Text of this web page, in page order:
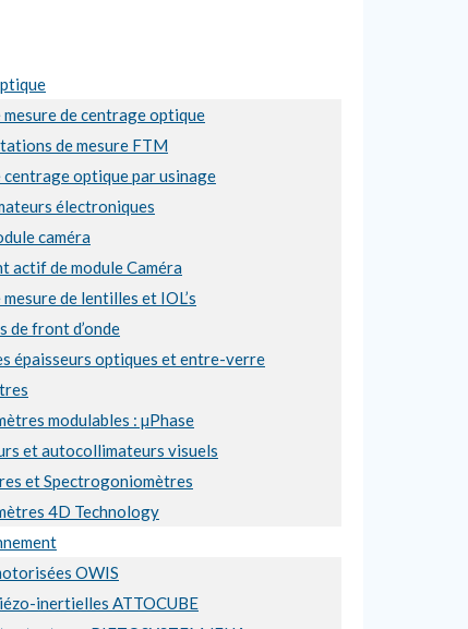
de centrage optique
de mesure FTM
centrage optique par usinage
électroniques
caméra
actif de module Caméra
de lentilles et IOL’s
de front d’onde
épaisseurs optiques et entre-verre
modulables : µPhase
et autocollimateurs visuels
et Spectrogoniomètres
4D Technology
OWIS
inertielles ATTOCUBE